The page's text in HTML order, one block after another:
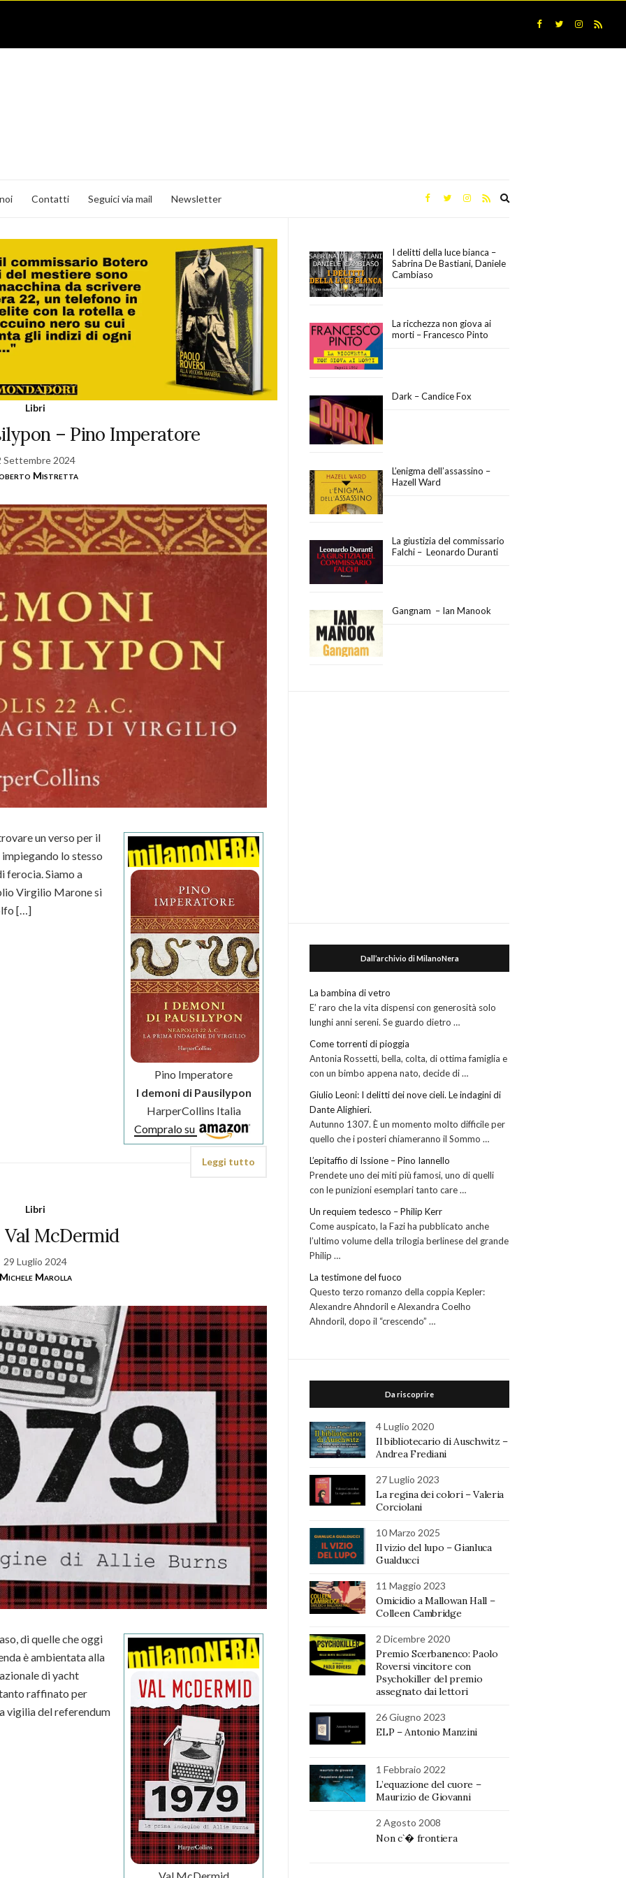
Contatti Seguici via mail Newsletter
Libri
– Pino Imperatore
Settembre 2024
Mistretta
Pino Imperatore
I demoni di Pausilypon
HarperCollins Italia
Compralo su
un verso per il
lo stesso
ferocia. Siamo a
Virgilio Marone si
[…]
Leggi tutto
Libri
Val McDermid
29 Luglio 2024
Marolla
di quelle che oggi
è ambientata alla
di yacht
raffinato per
vigilia del referendum
I delitti della luce bianca –
Sabrina De Bastiani, Daniele
Cambiaso
La ricchezza non giova ai
morti – Francesco Pinto
Dark – Candice Fox
L’enigma dell’assassino –
Hazell Ward
La giustizia del commissario
Falchi – Leonardo Duranti
Gangnam – Ian Manook
Dall’archivio di MilanoNera
La bambina di vetro
E’ raro che la vita dispensi con generosità solo
lunghi anni sereni. Se guardo dietro …
Come torrenti di pioggia
Antonia Rossetti, bella, colta, di ottima famiglia e
con un bimbo appena nato, decide di …
Giulio Leoni: I delitti dei nove cieli. Le indagini di
Dante Alighieri.
Autunno 1307. È un momento molto difficile per
quello che i posteri chiameranno il Sommo …
L’epitaffio di Issione – Pino Iannello
Prendete uno dei miti più famosi, uno di quelli
con le punizioni esemplari tanto care …
Un requiem tedesco – Philip Kerr
Come auspicato, la Fazi ha pubblicato anche
l’ultimo volume della trilogia berlinese del grande
Philip …
La testimone del fuoco
Questo terzo romanzo della coppia Kepler:
Alexandre Ahndoril e Alexandra Coelho
Ahndoril, dopo il “crescendo” …
Da riscoprire
4 Luglio 2020
Il bibliotecario di Auschwitz –
Andrea Frediani
27 Luglio 2023
La regina dei colori – Valeria
Corciolani
10 Marzo 2025
Il vizio del lupo – Gianluca
Gualducci
11 Maggio 2023
Omicidio a Mallowan Hall –
Colleen Cambridge
2 Dicembre 2020
Premio Scerbanenco: Paolo
Roversi vincitore con
Psychokiller del premio
assegnato dai lettori
26 Giugno 2023
ELP – Antonio Manzini
1 Febbraio 2022
L’equazione del cuore –
Maurizio de Giovanni
2 Agosto 2008
Non c`� frontiera